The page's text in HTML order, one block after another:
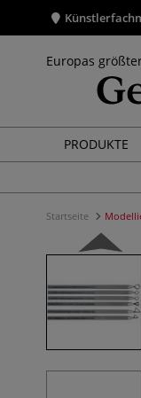
Europas
PRODUKTE
Startseite